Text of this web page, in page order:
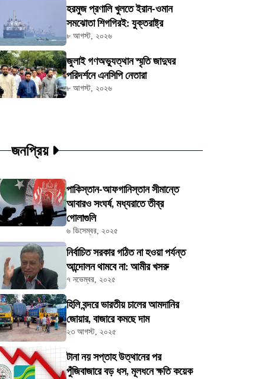
হরমুজ প্রণালি খুলতে ইরান-ওমান
সমঝোতা শিগগিরই: যুক্তরাষ্ট্র
৮ আগস্ট, ২০২৬
জুলাই গণঅভ্যুত্থান স্মৃতি জাদুঘর
পরিদর্শনে এনসিপি নেতারা
৮ আগস্ট, ২০২৬
জনপ্রিয়
পাকিস্তান-আফগানিস্তান সীমান্তে
আবারও সংঘর্ষ, মধ্যরাতে তীব্র
গোলাগুলি
৬ ডিসেম্বর, ২০২৫
নির্বাচিত সরকার গঠিত না হওয়া পর্যন্ত
আন্দোলন থামবে না: আমীর খসরু
৭ নভেম্বর, ২০২৫
হিলি বন্দরে ভারতীয় চালের আমদানির
জোয়ার, বাজারে কমছে দাম
২৩ আগস্ট, ২০২৫
টানা নয় সপ্তাহ উত্থানের পর
পুঁজিবাজারে বড় ধস, মূলধনে ক্ষতি কয়েক